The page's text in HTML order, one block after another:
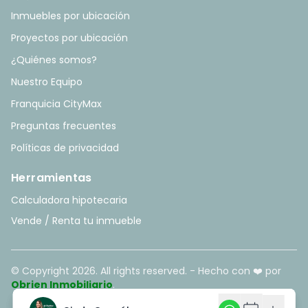
Inmuebles por ubicación
Proyectos por ubicación
¿Quiénes somos?
Nuestro Equipo
Franquicia CityMax
Preguntas frecuentes
Políticas de privacidad
Herramientas
Calculadora hipotecaria
Vende / Renta tu inmueble
© Copyright 2026. All rights reserved. - Hecho con ❤️ por
Obrien Inmobiliario.